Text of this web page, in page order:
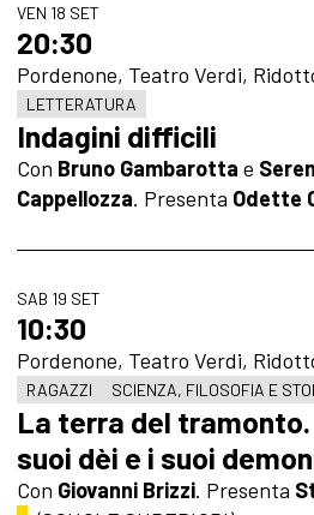
VEN 18 SET
20:30
Pordenone, Teatro Verdi,
LETTERATURA
Indagini difficili
Con Bruno Gambarotta e
Cappellozza. Presenta Odette
SAB 19 SET
10:30
Pordenone, Teatro Verdi,
RAGAZZI SCIENZA, FILOSOFIA E
La terra del tramonto.
suoi dèi e i suoi
Con Giovanni Brizzi. Presenta